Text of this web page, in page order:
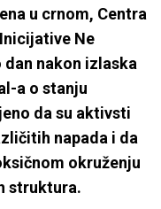
u crnom, Centra
Ne
nakon izlaska
a o stanju
da su aktivsti
napada i da
okruženju
struktura.